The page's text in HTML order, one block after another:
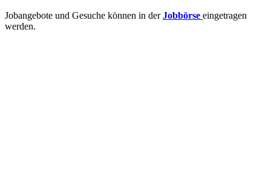
Jobangebote und Gesuche können in derJobbörse eingetragen
werden.